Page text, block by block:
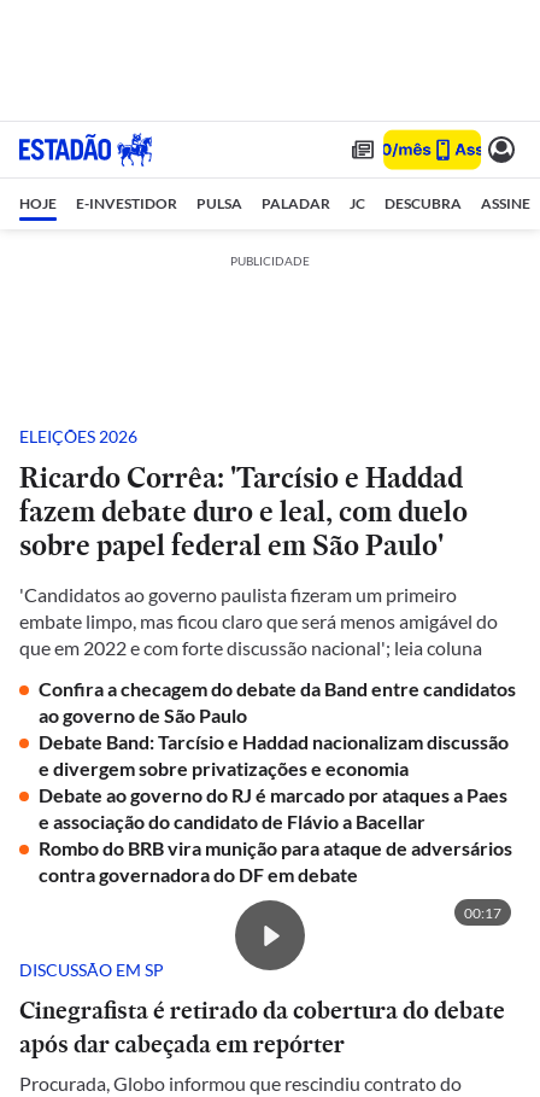
HOJE E-INVESTIDOR PULSA PALADAR JC DESCUBRA ASSINE
PUBLICIDADE
ELEIÇÕES 2026
Ricardo Corrêa: 'Tarcísio e Haddad
fazem debate duro e leal, com duelo
sobre papel federal em São Paulo'
'Candidatos ao governo paulista fizeram um primeiro
embate limpo, mas ficou claro que será menos amigável do
que em 2022 e com forte discussão nacional'; leia coluna
Confira a checagem do debate da Band entre candidatos
ao governo de São Paulo
Debate Band: Tarcísio e Haddad nacionalizam discussão
e divergem sobre privatizações e economia
Debate ao governo do RJ é marcado por ataques a Paes
e associação do candidato de Flávio a Bacellar
Rombo do BRB vira munição para ataque de adversários
contra governadora do DF em debate
00:17
DISCUSSÃO EM SP
Cinegrafista é retirado da cobertura do debate
após dar cabeçada em repórter
Procurada, Globo informou que rescindiu contrato do